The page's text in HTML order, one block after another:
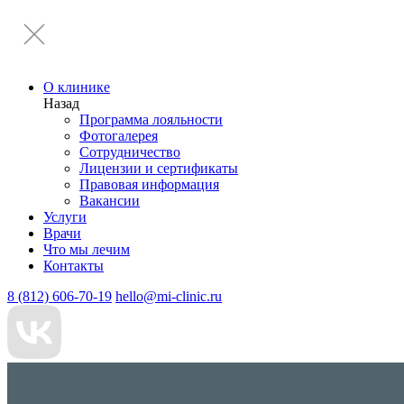
О клинике
Назад
Программа лояльности
Фотогалерея
Сотрудничество
Лицензии и сертификаты
Правовая информация
Вакансии
Услуги
Врачи
Что мы лечим
Контакты
8 (812) 606-70-19 hello@mi-clinic.ru